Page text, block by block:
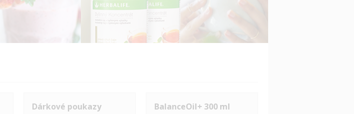
Dárkové poukazy BalanceOil+ 300 ml